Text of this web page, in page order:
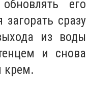
его
сразу
из воды
и снова
крем.